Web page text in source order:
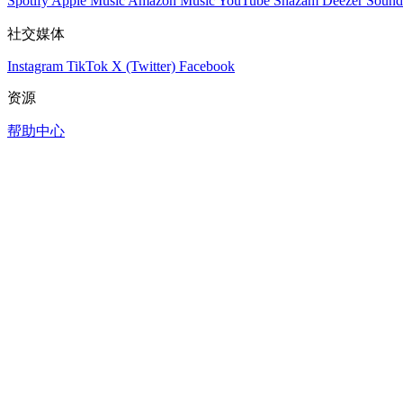
社交媒体
Instagram TikTok X (Twitter) Facebook
资源
帮助中心